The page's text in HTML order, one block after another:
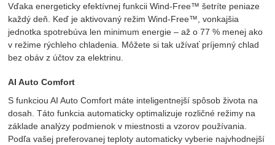
Vďaka energeticky efektívnej funkcii Wind-Free™ šetríte peniaze
každý deň. Keď je aktivovaný režim Wind-Free™, vonkajšia
jednotka spotrebúva len minimum energie – až o 77 % menej ako
v režime rýchleho chladenia. Môžete si tak užívať príjemný chlad
bez obáv z účtov za elektrinu.
AI Auto Comfort
S funkciou AI Auto Comfort máte inteligentnejší spôsob života na
dosah. Táto funkcia automaticky optimalizuje rozličné režimy na
základe analýzy podmienok v miestnosti a vzorov používania.
Podľa vašej preferovanej teploty automaticky vyberie najvhodnejší